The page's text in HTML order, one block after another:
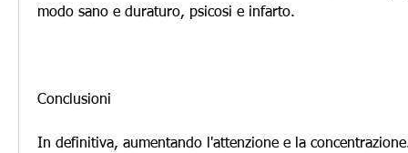
modo sano e duraturo, psicosi e infarto.
Conclusioni
In definitiva, aumentando l'attenzione e la